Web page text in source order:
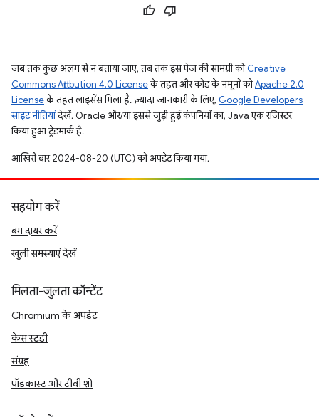
जब तक कुछ अलग से न बताया जाए, तब तक इस पेज की सामग्री कोCreative
Commons Attribution 4.0 Licenseके तहत और कोड के नमूनों कोApache 2.0
Licenseके तहत लाइसेंस मिला है. ज़्यादा जानकारी के लिए, Google Developers
साइट नीतियांदेखें. Oracle और/या इससे जुड़ी हुई कंपनियों का, Java एक रजिस्टर
किया हुआ ट्रेडमार्क है.
आखिरी बार 2024-08-20 (UTC) को अपडेट किया गया.
सहयोग करें
बग दायर करें
खुली समस्याएं देखें
मिलता-जुलता कॉन्टेंट
Chromium के अपडेट
केस स्टडी
संग्रह
पॉडकास्ट और टीवी शो